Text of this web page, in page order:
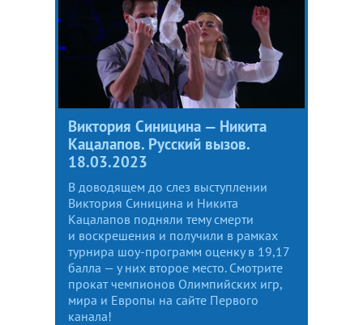
Виктория Синицина — Никита
Кацалапов. Русский вызов.
18.03.2023
В доводящем до слез выступлении
Виктория Синицина и Никита
Кацалапов подняли тему смерти
и воскрешения и получили в рамках
турнира шоу-программ оценку в 19,17
балла — у них второе место. Смотрите
прокат чемпионов Олимпийских игр,
мира и Европы на сайте Первого
канала!